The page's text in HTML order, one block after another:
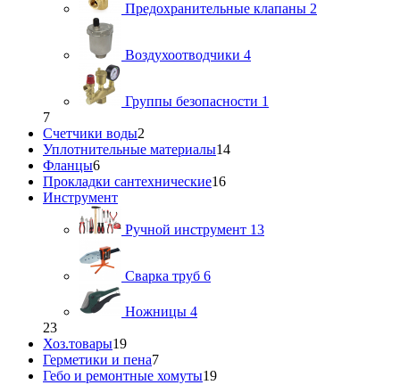
Предохранительные клапаны 2
Воздухоотводчики 4
Группы безопасности 1
7
Счетчики воды2
Уплотнительные материалы14
Фланцы6
Прокладки сантехнические16
Инструмент
Ручной инструмент 13
Сварка труб 6
Ножницы 4
23
Хоз.товары19
Герметики и пена7
Гебо и ремонтные хомуты19